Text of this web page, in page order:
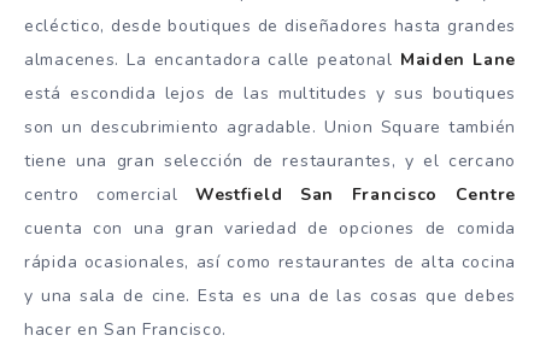
ecléctico, desde boutiques de diseñadores hasta grandes
almacenes. La encantadora calle peatonal Maiden Lane
está escondida lejos de las multitudes y sus boutiques
son un descubrimiento agradable. Union Square también
tiene una gran selección de restaurantes, y el cercano
centro comercial Westfield San Francisco Centre
cuenta con una gran variedad de opciones de comida
rápida ocasionales, así como restaurantes de alta cocina
y una sala de cine. Esta es una de las cosas que debes
hacer en San Francisco.